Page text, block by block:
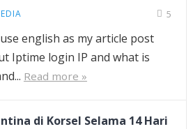
5
english as my article post
Iptime login IP and what is
Read more »
di Korsel Selama 14 Hari